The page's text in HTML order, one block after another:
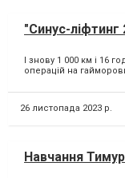
"Синус-ліфтинг
І знову 1 000 км і 16
операцій на
26 листопада 2023 р.
Навчання